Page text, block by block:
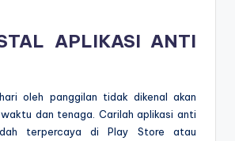
APLIKASI ANTI
oleh panggilan tidak dikenal akan
dan tenaga. Carilah aplikasi anti
terpercaya di Play Store atau